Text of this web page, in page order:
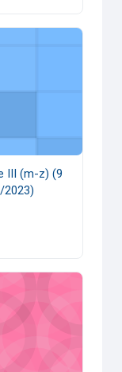
(m-z) (9 CFU) -
III (m-z) (9
2023)
III (9 CFU) - Di